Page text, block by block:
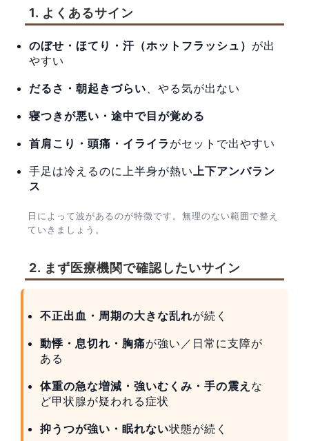
1. よくあるサイン
のぼせ・ほてり・汗（ホットフラッシュ） が出
やすい
だるさ・朝起きづらい、やる気が出ない
寝つきが悪い・途中で目が覚める
首肩こり・頭痛・イライラ がセットで出やすい
手足は冷えるのに上半身が熱い上下アンバラン
ス
日によって波があるのが特徴です。無理のない範囲で整え
ていきましょう。
2. まず医療機関で確認したいサイン
不正出血・周期の大きな乱れが続く
動悸・息切れ・胸痛が強い／日常に支障が
ある
体重の急な増減・強いむくみ・手の震え な
ど甲状腺が疑われる症状
抑うつが強い・眠れない状態が続く